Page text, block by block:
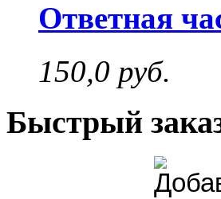
Ответная
150,0 руб.
Быстрый